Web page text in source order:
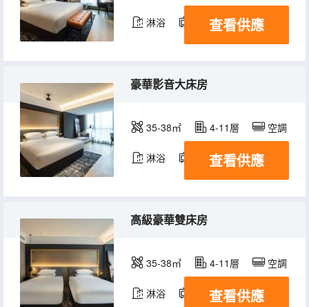
淋浴 電視機
查看供應
豪華影音大床房
35-38㎡ 4-11層 空調
淋浴 電視機
查看供應
高級豪華雙床房
35-38㎡ 4-11層 空調
淋浴 電視機
查看供應